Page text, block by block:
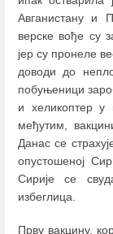
Авганистану и
верске вође су
јер су пронеле
доводи до
побуњеници
и хеликоптер у
међутим,
Данас се
опустошеној
Сирије се
избеглица.
Прву вакцину,